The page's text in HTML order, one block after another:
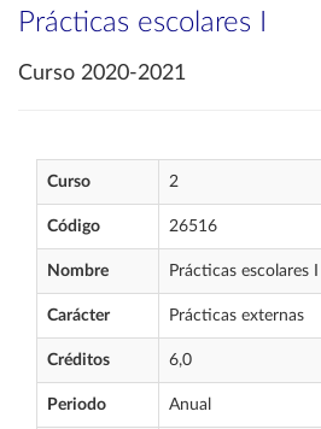
Prácticas escolares I
Curso 2020-2021
Curso 2
Código 26516
Nombre Prácticas escolares I
Carácter Prácticas externas
Créditos 6,0
Periodo Anual